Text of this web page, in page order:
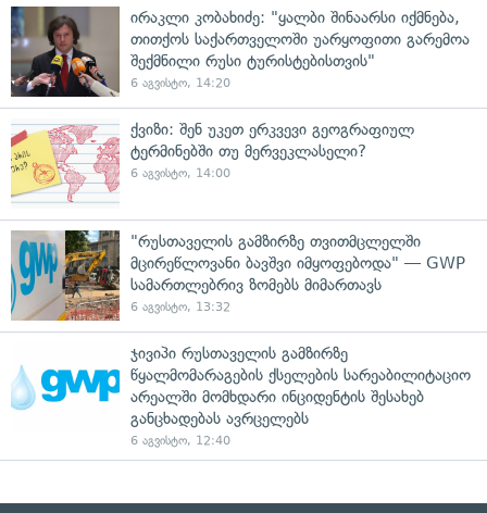
ირაკლი კობახიძე: "ყალბი შინაარსი იქმნება,
თითქოს საქართველოში უარყოფითი გარემოა
შექმნილი რუსი ტურისტებისთვის"
6 აგვისტო, 14:20
ქვიზი: შენ უკეთ ერკვევი გეოგრაფიულ
ტერმინებში თუ მერვეკლასელი?
6 აგვისტო, 14:00
"რუსთაველის გამზირზე თვითმცლელში
მცირეწლოვანი ბავშვი იმყოფებოდა" — GWP
სამართლებრივ ზომებს მიმართავს
6 აგვისტო, 13:32
ჯივიპი რუსთაველის გამზირზე
წყალმომარაგების ქსელების სარეაბილიტაციო
არეალში მომხდარი ინციდენტის შესახებ
განცხადებას ავრცელებს
6 აგვისტო, 12:40